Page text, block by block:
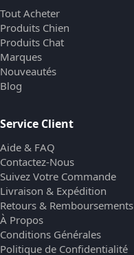
Tout Acheter
Produits Chien
Produits Chat
Marques
Nouveautés
Blog
Service Client
Aide & FAQ
Contactez-Nous
Suivez Votre Commande
Livraison & Expédition
Retours & Remboursements
À Propos
Conditions Générales
Politique de Confidentialité